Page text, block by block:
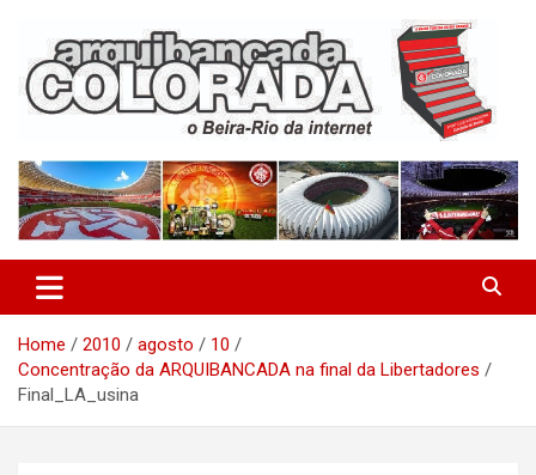
content
Arquibancada Colorada
Home 2010 agosto
10
Concentração da ARQUIBANCADA na final da Libertadores
Final_LA_usina